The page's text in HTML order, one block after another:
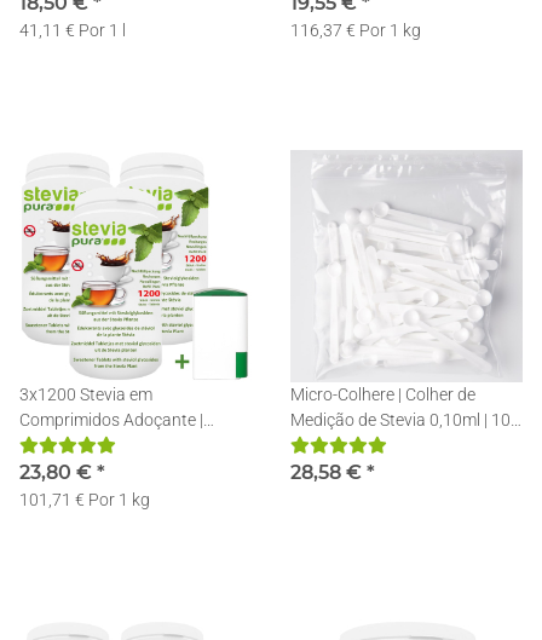
41,11 € Por 1 l 116,37 € Por 1 kg
3x1200 Stevia em
Comprimidos Adoçante |
Recarga | Pastilhas de Stevia +
Doseador
23,80 € *
101,71 € Por 1 kg
Micro-Colhere | Colher de
Medição de Stevia 0,10ml | 100
Unidades
28,58 € *